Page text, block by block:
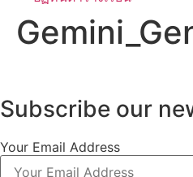
Subscribe our
Your Email Address